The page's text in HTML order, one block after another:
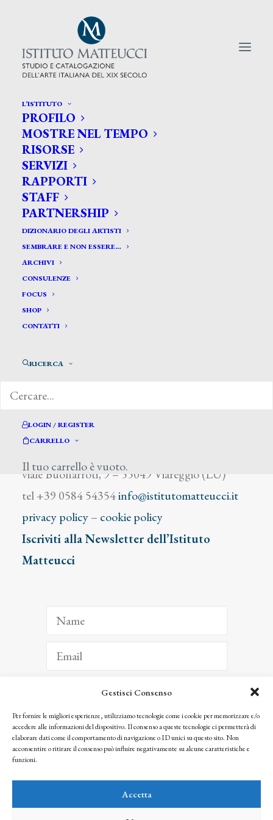
Gestisci Consenso
Per fornire le migliori esperienze, utilizziamo tecnologie come i cookie per memorizzare e/o
accedere alle informazioni del dispositivo. Il consenso a queste tecnologie ci permetterà di
elaborare dati come il comportamento di navigazione o ID unici su questo sito. Non
acconsentire o ritirare il consenso può influire negativamente su alcune caratteristiche e
funzioni.
Accetta
L’ISTITUTO
PROFILO
MOSTRE NEL TEMPO
RISORSE
SERVIZI
RAPPORTI
STAFF
PARTNERSHIP
DIZIONARIO DEGLI ARTISTI
SEMBRARE E NON ESSERE…
ARCHIVI
CONSULENZE
FOCUS
SHOP
CONTATTI
RICERCA
LOGIN / REGISTER
CARRELLO
Il tuo carrello è vuoto.
CERCA TRA GLI ARTISTI:
Search
for:
Baldancoli L.
viale Buonarroti, 9 – 55049 Viareggio (LU)
tel +39 0584 54354info@istitutomatteucci.it
privacy policy– cookie policy
Iscriviti alla Newsletter dell’Istituto
Matteucci
ISCRIVITI
Facendo clic per iscriverti, riconosci che le tue informazioni saranno trattate
seguendo la nostra Privacy Policy
© 2025 Istituto Matteucci. All right reserved
l’autorizzazione scritta dei proprietari dei diritti e dell’Istituto Matteucci